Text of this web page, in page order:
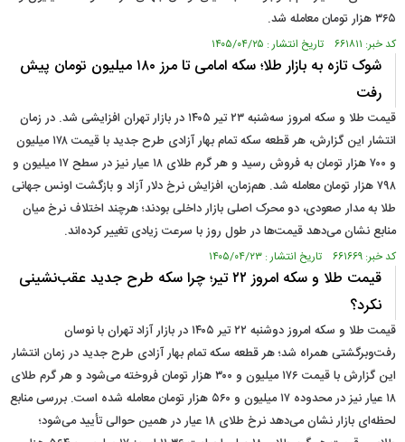
۳۶۵ هزار تومان معامله شد.
کد خبر: ۶۶۱۸۱۱ تاریخ انتشار : ۱۴۰۵/۰۴/۲۵
شوک تازه به بازار طلا؛ سکه امامی تا مرز ۱۸۰ میلیون تومان پیش
رفت
قیمت طلا و سکه امروز سه‌شنبه ۲۳ تیر ۱۴۰۵ در بازار تهران افزایشی شد. در زمان
انتشار این گزارش، هر قطعه سکه تمام بهار آزادی طرح جدید با قیمت ۱۷۸ میلیون
و ۷۰۰ هزار تومان به فروش رسید و هر گرم طلای ۱۸ عیار نیز در سطح ۱۷ میلیون و
۷۹۸ هزار تومان معامله شد. هم‌زمان، افزایش نرخ دلار آزاد و بازگشت اونس جهانی
طلا به مدار صعودی، دو محرک اصلی بازار داخلی بودند؛ هرچند اختلاف نرخ میان
منابع نشان می‌دهد قیمت‌ها در طول روز با سرعت زیادی تغییر کرده‌اند.
کد خبر: ۶۶۱۶۶۹ تاریخ انتشار : ۱۴۰۵/۰۴/۲۳
قیمت طلا و سکه امروز ۲۲ تیر؛ چرا سکه طرح جدید عقب‌نشینی
نکرد؟
قیمت طلا و سکه امروز دوشنبه ۲۲ تیر ۱۴۰۵ در بازار آزاد تهران با نوسان
رفت‌وبرگشتی همراه شد؛ هر قطعه سکه تمام بهار آزادی طرح جدید در زمان انتشار
این گزارش با قیمت ۱۷۶ میلیون و ۳۰۰ هزار تومان فروخته می‌شود و هر گرم طلای
۱۸ عیار نیز در محدوده ۱۷ میلیون و ۵۶۰ هزار تومان معامله شده است. بررسی منابع
لحظه‌ای بازار نشان می‌دهد نرخ طلای ۱۸ عیار در همین حوالی تأیید می‌شود؛